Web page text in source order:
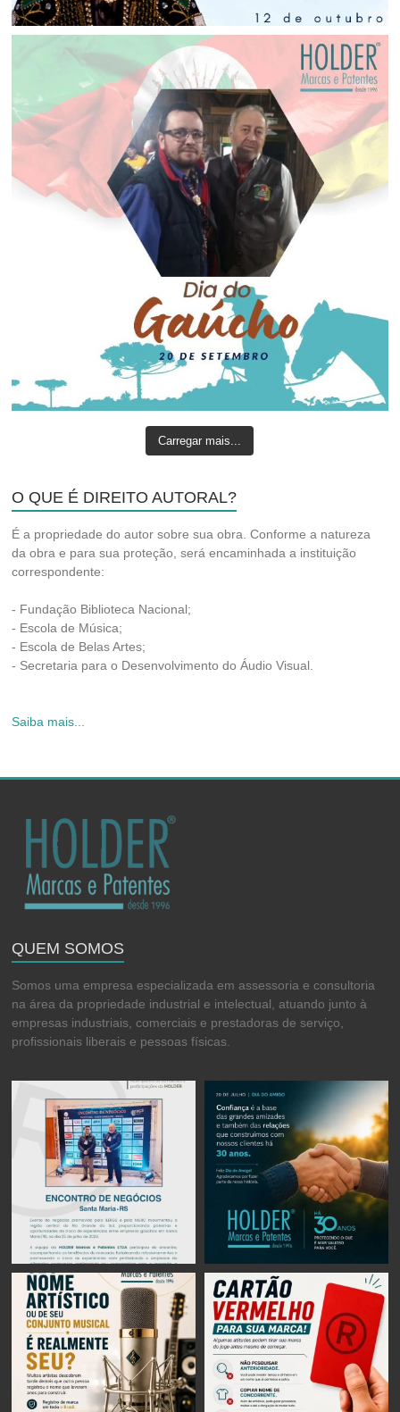
Carregar mais...
O QUE É DIREITO AUTORAL?
É a propriedade do autor sobre sua obra. Conforme a natureza
da obra e para sua proteção, será encaminhada a instituição
correspondente:
- Fundação Biblioteca Nacional;
- Escola de Música;
- Escola de Belas Artes;
- Secretaria para o Desenvolvimento do Áudio Visual.
Saiba mais...
QUEM SOMOS
Somos uma empresa especializada em assessoria e consultoria
na área da propriedade industrial e intelectual, atuando junto à
empresas industriais, comerciais e prestadoras de serviço,
profissionais liberais e pessoas físicas.